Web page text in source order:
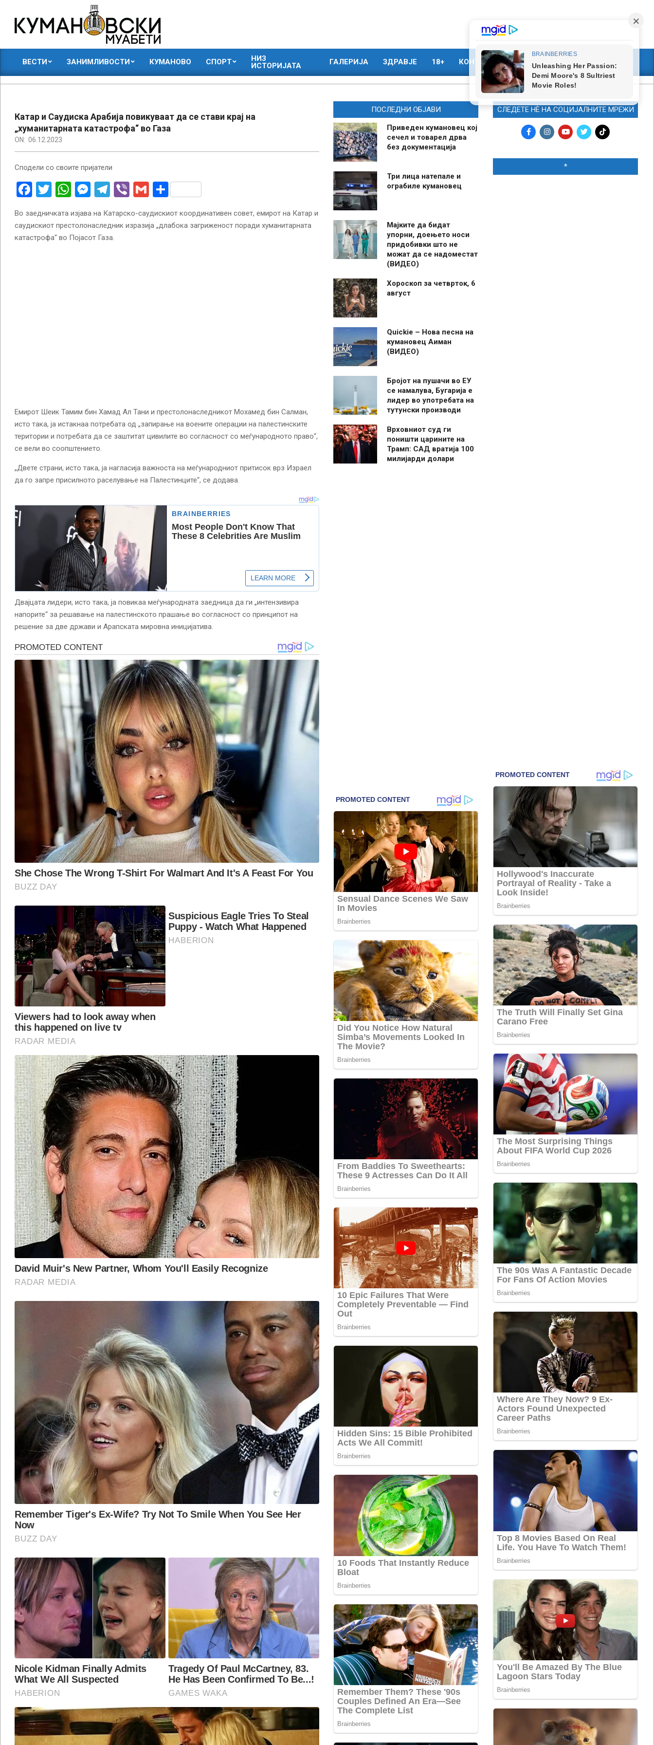
content
КУМАНОВСКИ
МУАБЕТИ
ВЕСТИ ЗАНИМЛИВОСТИ КУМАНОВО СПОРТ
НИЗ
ИСТОРИЈАТА
ГАЛЕРИЈА ЗДРАВЈЕ 18+ КОНТАКТ МАРКЕТИНГ
Катар и Саудиска Арабија повикуваат да се стави крај на
„хуманитарната катастрофа“ во Газа
ON: 06.12.2023
Сподели со своите пријатели
Facebook
Twitter
WhatsApp
Messenger
Telegram
ViberGmailShare
Во заедничката изјава на Катарско-саудискиот координативен совет, емирот на Катар и
саудискиот престолонаследник изразија „длабока загриженост поради хуманитарната
катастрофа“ во Појасот Газа.
Емирот Шеик Тамим бин Хамад Ал Тани и престолонаследникот Мохамед бин Салман,
исто така, ја истакнаа потребата од „запирање на воените операции на палестинските
територии и потребата да се заштитат цивилите во согласност со меѓународното право“,
се вели во соопштението.
„Двете страни, исто така, ја нагласија важноста на меѓународниот притисок врз Израел
да го запре присилното раселување на Палестинците“, се додава.
Двајцата лидери, исто така, ја повикаа меѓународната заедница да ги „интензивира
напорите“ за решавање на палестинското прашање во согласност со принципот на
решение за две држави и Арапската мировна иницијатива.
ПОСЛЕДНИ ОБЈАВИ
Приведен кумановец кој
сечел и товарел дрва
без документација
Три лица натепале и
ограбиле кумановец
Мајките да бидат
упорни, доењето носи
придобивки што не
можат да се надоместат
(ВИДЕО)
Хороскоп за четврток, 6
август
Quickie – Нова песна на
кумановец Аиман
(ВИДЕО)
Бројот на пушачи во ЕУ
се намалува, Бугарија е
лидер во употребата на
тутунски производи
Врховниот суд ги
поништи царините на
Трамп: САД вратија 100
милијарди долари
СЛЕДЕТЕ НЀ НА СОЦИЈАЛНИТЕ МРЕЖИ
*